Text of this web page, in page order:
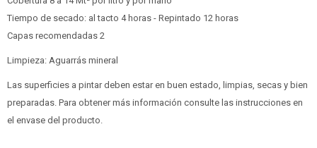
Tiempo de secado: al tacto 4 horas - Repintado 12 horas
Capas recomendadas 2
Limpieza: Aguarrás mineral
Las superficies a pintar deben estar en buen estado, limpias, secas y bien
preparadas. Para obtener más información consulte las instrucciones en
el envase del producto.